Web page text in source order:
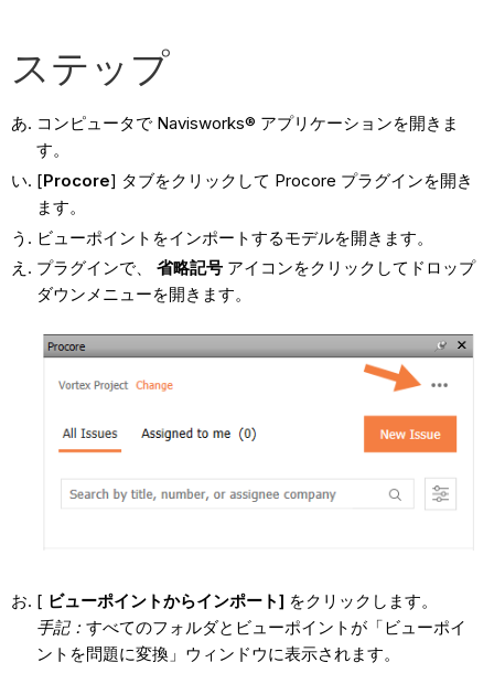
ステップ
コンピュータで Navisworks® アプリケーションを開きま
す。
[Procore] タブをクリックして Procore プラグインを開き
ます。
ビューポイントをインポートするモデルを開きます。
プラグインで、 省略記号アイコンをクリックしてドロップ
ダウンメニューを開きます。
[ ビューポイントからインポート] をクリックします。
手記： すべてのフォルダとビューポイントが「ビューポイ
ントを問題に変換」ウィンドウに表示されます。